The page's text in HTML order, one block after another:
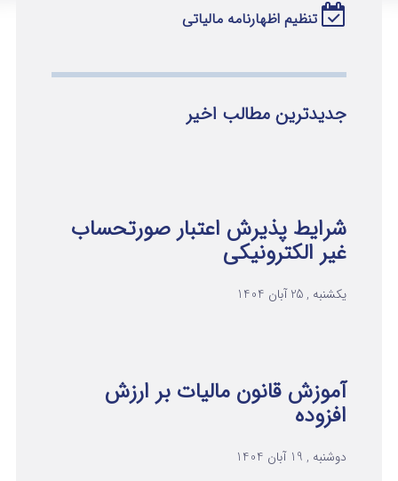
تنظیم اظهارنامه مالیاتی
جدیدترین مطالب اخیر
شرایط پذیرش اعتبار صورتحساب
غیر الکترونیکی
یکشنبه , 25 آبان 1404
آموزش قانون مالیات بر ارزش
افزوده
دوشنبه , 19 آبان 1404